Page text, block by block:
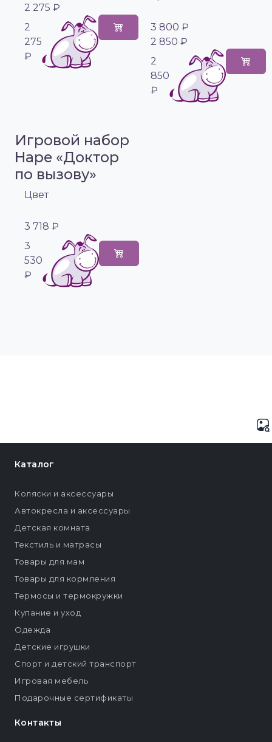
2 275 ₽
2
275
₽
3 800 ₽
2 850 ₽
2
850
₽
Игровой набор
Hape «Доктор
по вызову»
Цвет
3 718 ₽
3
530
₽
Контакты
Каталог
Коляски и аксессуары
Автокресла и аксессуары
Детская комната
Текстиль и матрасы
Товары для мам
Товары для кормления
Термосы и термокружки
Купание и уход
Одежда
Детские игрушки
Спорт и детский транспорт
Игровая мебель
Подарочные сертификаты